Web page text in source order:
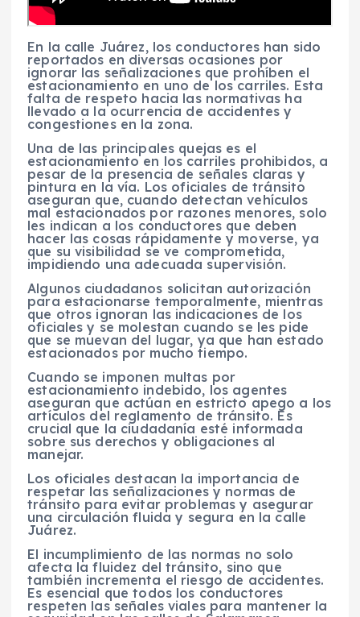
En la calle Juárez, los conductores han sido
reportados en diversas ocasiones por
ignorar las señalizaciones que prohíben el
estacionamiento en uno de los carriles. Esta
falta de respeto hacia las normativas ha
llevado a la ocurrencia de accidentes y
congestiones en la zona.
Una de las principales quejas es el
estacionamiento en los carriles prohibidos, a
pesar de la presencia de señales claras y
pintura en la vía. Los oficiales de tránsito
aseguran que, cuando detectan vehículos
mal estacionados por razones menores, solo
les indican a los conductores que deben
hacer las cosas rápidamente y moverse, ya
que su visibilidad se ve comprometida,
impidiendo una adecuada supervisión.
Algunos ciudadanos solicitan autorización
para estacionarse temporalmente, mientras
que otros ignoran las indicaciones de los
oficiales y se molestan cuando se les pide
que se muevan del lugar, ya que han estado
estacionados por mucho tiempo.
Cuando se imponen multas por
estacionamiento indebido, los agentes
aseguran que actúan en estricto apego a los
artículos del reglamento de tránsito. Es
crucial que la ciudadanía esté informada
sobre sus derechos y obligaciones al
manejar.
Los oficiales destacan la importancia de
respetar las señalizaciones y normas de
tránsito para evitar problemas y asegurar
una circulación fluida y segura en la calle
Juárez.
El incumplimiento de las normas no solo
afecta la fluidez del tránsito, sino que
también incrementa el riesgo de accidentes.
Es esencial que todos los conductores
respeten las señales viales para mantener la